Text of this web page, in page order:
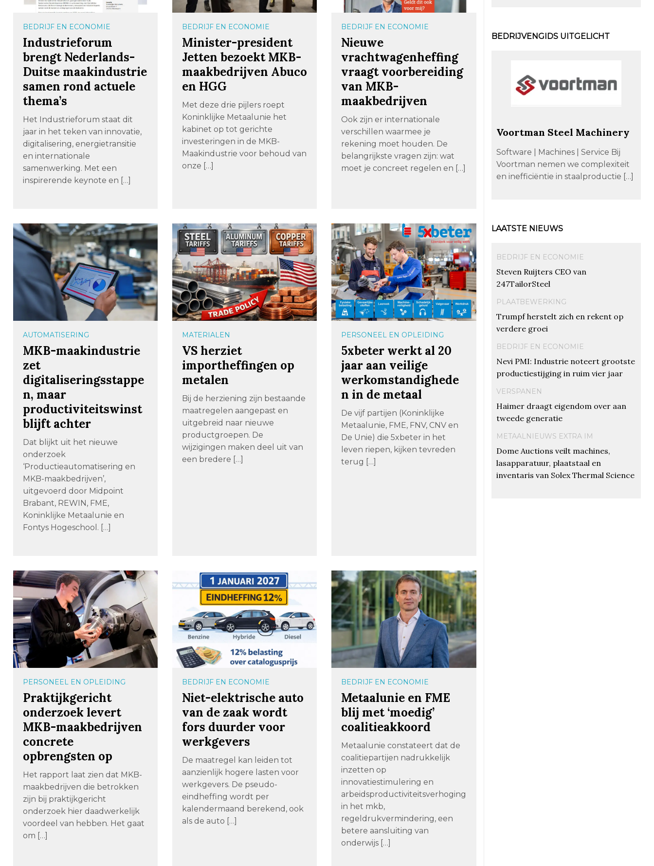
BEDRIJF EN ECONOMIE
Industrieforum
brengt Nederlands-
Duitse maakindustrie
samen rond actuele
thema’s
Het Industrieforum staat dit
jaar in het teken van innovatie,
digitalisering, energietransitie
en internationale
samenwerking. Met een
inspirerende keynote en […]
BEDRIJF EN ECONOMIE
Minister-president
Jetten bezoekt MKB-
maakbedrijven Abuco
en HGG
Met deze drie pijlers roept
Koninklijke Metaalunie het
kabinet op tot gerichte
investeringen in de MKB-
Maakindustrie voor behoud van
onze […]
BEDRIJF EN ECONOMIE
Nieuwe
vrachtwagenheffing
vraagt voorbereiding
van MKB-
maakbedrijven
Ook zijn er internationale
verschillen waarmee je
rekening moet houden. De
belangrijkste vragen zijn: wat
moet je concreet regelen en […]
AUTOMATISERING
MKB-maakindustrie
zet
digitaliseringsstappe
n, maar
productiviteitswinst
blijft achter
Dat blijkt uit het nieuwe
onderzoek
‘Productieautomatisering en
MKB-maakbedrijven’,
uitgevoerd door Midpoint
Brabant, REWIN, FME,
Koninklijke Metaalunie en
Fontys Hogeschool. […]
MATERIALEN
VS herziet
importheffingen op
metalen
Bij de herziening zijn bestaande
maatregelen aangepast en
uitgebreid naar nieuwe
productgroepen. De
wijzigingen maken deel uit van
een bredere […]
PERSONEEL EN OPLEIDING
5xbeter werkt al 20
jaar aan veilige
werkomstandighede
n in de metaal
De vijf partijen (Koninklijke
Metaalunie, FME, FNV, CNV en
De Unie) die 5xbeter in het
leven riepen, kijken tevreden
terug […]
PERSONEEL EN OPLEIDING
Praktijkgericht
onderzoek levert
MKB-maakbedrijven
concrete
opbrengsten op
Het rapport laat zien dat MKB-
maakbedrijven die betrokken
zijn bij praktijkgericht
onderzoek hier daadwerkelijk
voordeel van hebben. Het gaat
om […]
BEDRIJF EN ECONOMIE
Niet-elektrische auto
van de zaak wordt
fors duurder voor
werkgevers
De maatregel kan leiden tot
aanzienlijk hogere lasten voor
werkgevers. De pseudo-
eindheffing wordt per
kalendermaand berekend, ook
als de auto […]
BEDRIJF EN ECONOMIE
Metaalunie en FME
blij met ‘moedig’
coalitieakkoord
Metaalunie constateert dat de
coalitiepartijen nadrukkelijk
inzetten op
innovatiestimulering en
arbeidsproductiviteitsverhoging
in het mkb,
regeldrukvermindering, een
betere aansluiting van
onderwijs […]
BEDRIJVENGIDS UITGELICHT
Voortman Steel Machinery
Software | Machines | Service Bij
Voortman nemen we complexiteit
en inefficiëntie in staalproductie […]
LAATSTE NIEUWS
BEDRIJF EN ECONOMIE
Steven Ruijters CEO van
247TailorSteel
PLAATBEWERKING
Trumpf herstelt zich en rekent op
verdere groei
BEDRIJF EN ECONOMIE
Nevi PMI: Industrie noteert grootste
productiestijging in ruim vier jaar
VERSPANEN
Haimer draagt eigendom over aan
tweede generatie
METAALNIEUWS EXTRA IM
Dome Auctions veilt machines,
lasapparatuur, plaatstaal en
inventaris van Solex Thermal Science